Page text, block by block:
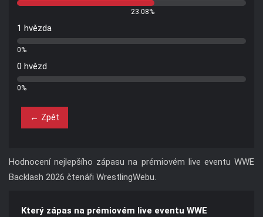
23.08%
1 hvězda
0%
0 hvězd
0%
← Zpět
Hodnocení nejlepšího zápasu na prémiovém live eventu WWE
Backlash 2026 čtenáři WrestlingWebu.
Který zápas na prémiovém live eventu WWE